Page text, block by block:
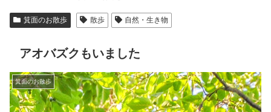
箕面のお散歩 散歩 自然・生き物
アオバズクもいました
箕面のお散歩